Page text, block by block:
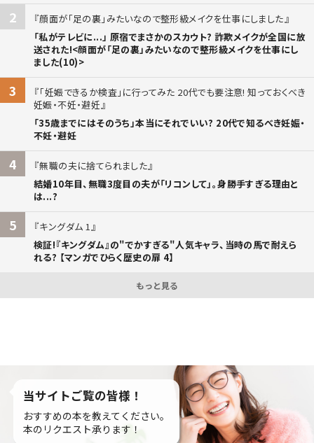
2
顔面が「足の裏」みたいなので整形級メイクを仕事にしました
「私がテレビに...」 原宿でまさかのスカウト? 詐欺メイクが全国に放
送された!<顔面が「足の裏」みたいなので整形級メイクを仕事にし
ました(10)>
3
「妊娠できるか検査」に行ってみた 20代でも要注意! 知っておくべき
妊娠・不妊・避妊
「35歳までにはそのうち」本当にそれでいい? 20代で知るべき妊娠・
不妊・避妊
4
無職の夫に捨てられました
結婚10年目、無職3度目の夫が「リコンして」。身勝手すぎる理由と
は...?
5
キングダム 1
検証!『キングダム』の"でかすぎる"人気キャラ、当時の馬で耐えら
れる? 【マンガでひらく歴史の扉 4】
もっと見る
当サイトご覧の皆様！
おすすめの本を教えてください。
本のリクエスト承ります！